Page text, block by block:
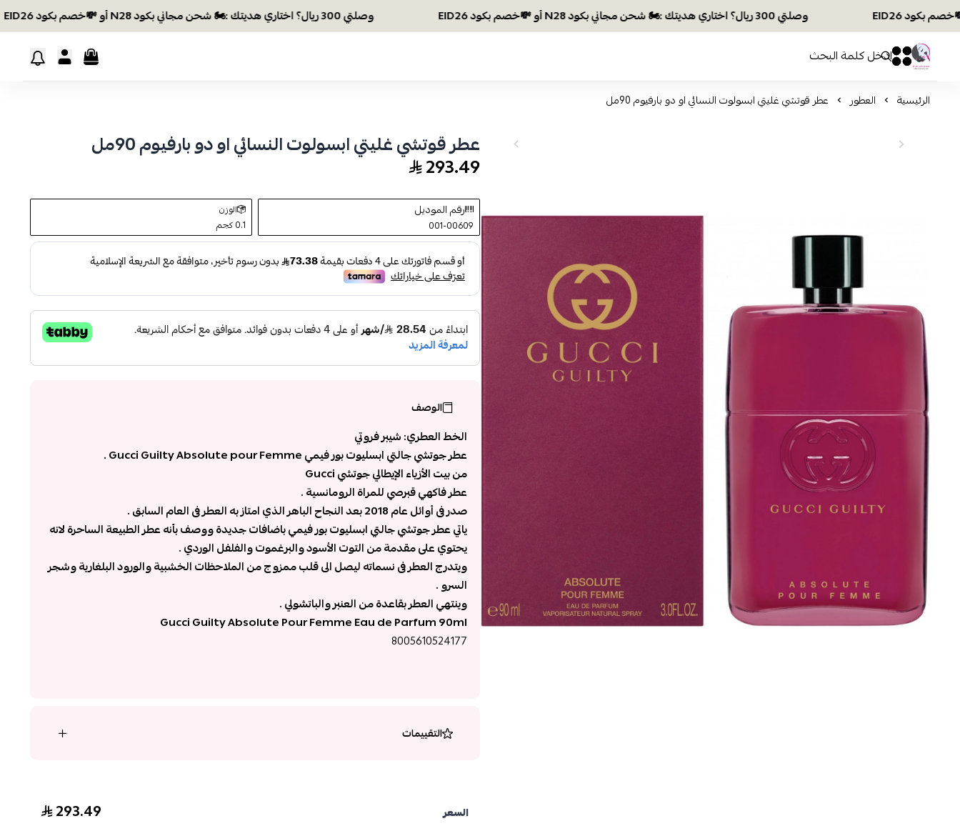
وصلتي 300 ريال؟ اختاري هديتك :🏍 شحن مجاني بكود N28 أو 💸خصم بكود EID26 وصلتي 300 ريال؟ اختاري هديتك :🏍 شحن مجاني بكود N28 أو 💸خصم بكود EID26
افكار ومخازن العناية
0 0
الرئيسية العطور عطر قوتشي غليتي ابسولوت النسائي او دو بارفيوم 90مل
عطر قوتشي غليتي ابسولوت النسائي او دو بارفيوم 90مل
293.49
رقم الموديل
001-00609
الوزن
0.1 كجم
الوصف
الخط العطري: شيبر فروتي
عطر جوتشي جالتي ابسليوت بور فيمي Gucci Guilty Absolute pour Femme .
من بيت الأزياء الإيطالي جوتشي Gucci
عطر فاكهي قبرصي للمراة الرومانسية .
صدر فى أوائل عام 2018 بعد النجاح الباهر الذي امتاز به العطر فى العام السابق .
ياتي عطر جوتشي جالتي ابسليوت بور فيمي باضافات جديدة ووصف بأنه عطر الطبيعة الساحرة لانه
يحتوي على مقدمة من التوت الأسود والبرغموت والفلفل الوردي .
ويتدرج العطر فى نسماته ليصل الى قلب ممزوج من الملاحظات الخشبية والورود البلغارية وشجر
السرو .
وينتهي العطر بقاعدة من العنبر والباتشولي .
Gucci Guilty Absolute Pour Femme Eau de Parfum 90ml
8005610524177
التقييمات
السعر 293.49